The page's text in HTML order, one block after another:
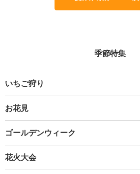
季節特集
いちご狩り
お花見
ゴールデンウィーク
花火大会